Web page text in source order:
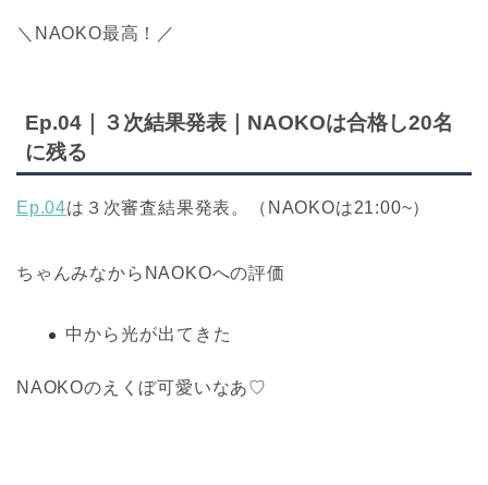
＼NAOKO最高！／
Ep.04｜３次結果発表｜NAOKOは合格し20名
に残る
Ep.04は３次審査結果発表。（NAOKOは21:00~）
ちゃんみなからNAOKOへの評価
中から光が出てきた
NAOKOのえくぼ可愛いなあ♡